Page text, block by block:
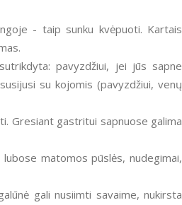
- taip sunku kvėpuoti. Kartais
pavyzdžiui, jei jūs sapne
su kojomis (pavyzdžiui, venų
Gresiant gastritui sapnuose galima
matomos pūslės, nudegimai,
gali nusiimti savaime, nukirsta